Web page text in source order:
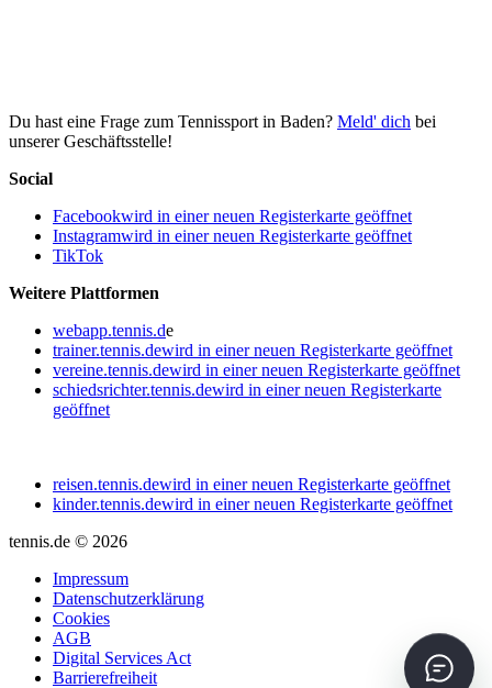
Du hast eine Frage zum Tennissport in Baden? Meld' dich bei
unserer Geschäftsstelle!
Social
Facebookwird in einer neuen Registerkarte geöffnet
Instagramwird in einer neuen Registerkarte geöffnet
TikTok
Weitere Plattformen
webapp.tennis.de
trainer.tennis.dewird in einer neuen Registerkarte geöffnet
vereine.tennis.dewird in einer neuen Registerkarte geöffnet
schiedsrichter.tennis.dewird in einer neuen Registerkarte
geöffnet
reisen.tennis.dewird in einer neuen Registerkarte geöffnet
kinder.tennis.dewird in einer neuen Registerkarte geöffnet
tennis.de © 2026
Impressum
Datenschutzerklärung
Cookies
AGB
Digital Services Act
Barrierefreiheit